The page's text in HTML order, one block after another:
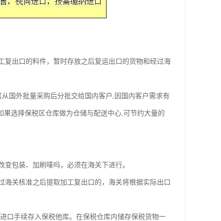
出口的料件，暂时存放之后复运出口的货物和经过海
国外批量采购后分批交给国内客户,因国内客户需求有
选择保税区仓库做为仓储与配送中心,可节约大量的
包装、加刷唛吗，必须在海关下进行。
关核准之后提取加工复出口的，海关将根据实际出口
口手续存入保税他库。在保税仓库内储存保税货物一